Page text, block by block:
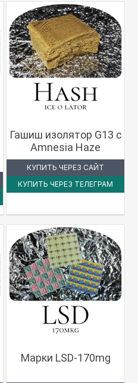
Гашиш изолятор G13 с
Amnesia Haze
КУПИТЬ ЧЕРЕЗ САЙТ
КУПИТЬ ЧЕРЕЗ ТЕЛЕГРАМ
Марки LSD-170mg